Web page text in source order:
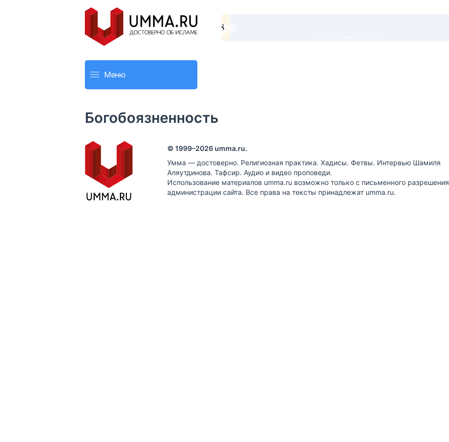
Меню
Богобоязненность
© 1999–2026 umma.ru.
Умма — достоверно. Религиозная практика. Хадисы. Фетвы. Интервью Шамиля
Аляутдинова. Тафсир. Аудио и видео проповеди.
Использование материалов umma.ru возможно только с письменного разрешения
администрации сайта. Все права на тексты принадлежат umma.ru.